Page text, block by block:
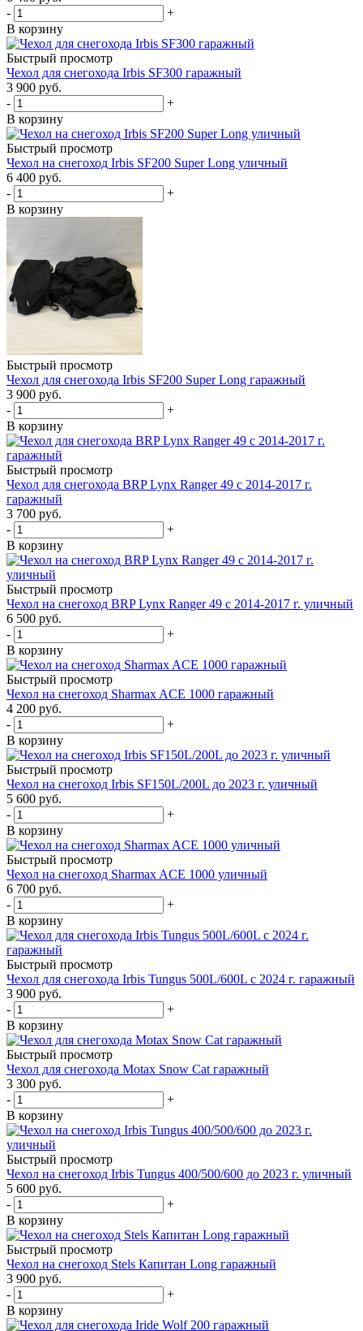
-
+
В корзину
Быстрый просмотр
Чехол для снегохода Irbis SF300 гаражный
3 900 руб.
-
+
В корзину
Быстрый просмотр
Чехол на снегоход Irbis SF200 Super Long уличный
6 400 руб.
-
+
В корзину
Быстрый просмотр
Чехол для снегохода Irbis SF200 Super Long гаражный
3 900 руб.
-
+
В корзину
Быстрый просмотр
Чехол для снегохода BRP Lynx Ranger 49 с 2014-2017 г.
гаражный
3 700 руб.
-
+
В корзину
Быстрый просмотр
Чехол на снегоход BRP Lynx Ranger 49 с 2014-2017 г. уличный
6 500 руб.
-
+
В корзину
Быстрый просмотр
Чехол на снегоход Sharmax ACE 1000 гаражный
4 200 руб.
-
+
В корзину
Быстрый просмотр
Чехол на снегоход Irbis SF150L/200L до 2023 г. уличный
5 600 руб.
-
+
В корзину
Быстрый просмотр
Чехол на снегоход Sharmax ACE 1000 уличный
6 700 руб.
-
+
В корзину
Быстрый просмотр
Чехол для снегохода Irbis Tungus 500L/600L c 2024 г. гаражный
3 900 руб.
-
+
В корзину
Быстрый просмотр
Чехол для снегохода Motax Snow Сat гаражный
3 300 руб.
-
+
В корзину
Быстрый просмотр
Чехол на снегоход Irbis Tungus 400/500/600 до 2023 г. уличный
5 600 руб.
-
+
В корзину
Быстрый просмотр
Чехол на снегоход Stels Капитан Long гаражный
3 900 руб.
-
+
В корзину